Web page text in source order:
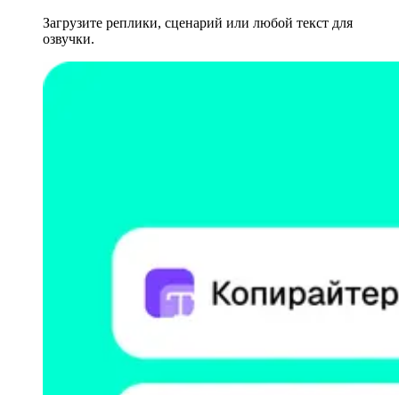
Загрузите реплики, сценарий или любой текст для
озвучки.